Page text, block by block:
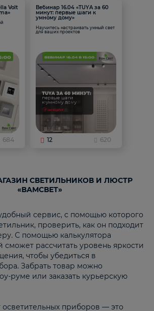
Volt
684
Вебинар 16.04 «TUYA за 60
минут: первые шаги к
умному дому»
Научитесь настраивать умный свет
для ваших проектов
12 620
СВЕТИЛЬНИКОВ И ЛЮСТР
«ВАМСВЕТ»
сервис, с помощью которого
проверить, как он подходит
С помощью калькулятора
рассчитать уровень яркости
чтобы убедиться в
Забрать товар можно
руме или заказать курьерскую
приборов — это